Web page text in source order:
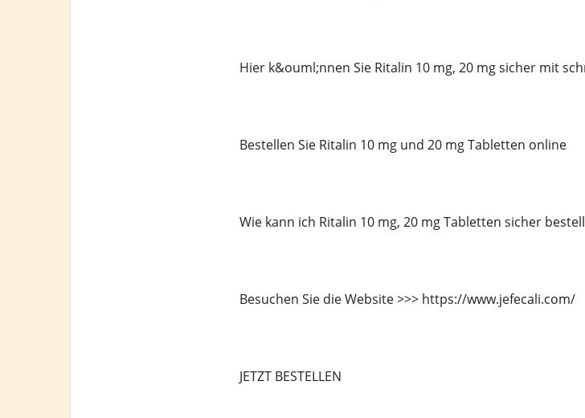
Hier k&ouml;nnen Sie Ritalin 10 mg, 20 mg sicher mit
Bestellen Sie Ritalin 10 mg und 20 mg Tabletten online
Wie kann ich Ritalin 10 mg, 20 mg Tabletten sicher
Besuchen Sie die Website >>> https://www.jefecali.com/
JETZT BESTELLEN